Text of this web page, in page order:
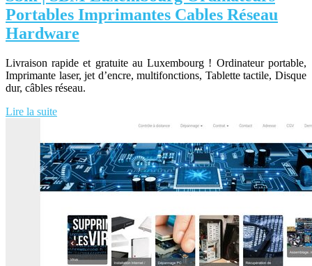
Portables Imprimantes Cables Réseau
Hardware
Livraison rapide et gratuite au Luxembourg ! Ordinateur portable,
Imprimante laser, jet d’encre, multifonctions, Tablette tactile, Disque
dur, câbles réseau.
Lire la suite